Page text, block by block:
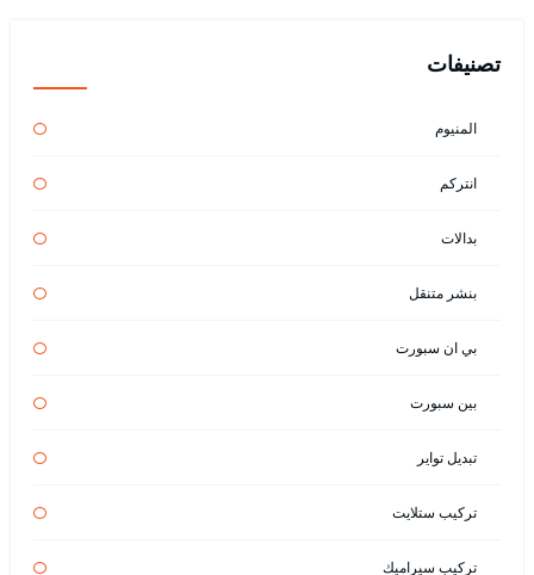
تصنيفات
المنيوم
انتركم
بدالات
بنشر متنقل
بي ان سبورت
بين سبورت
تبديل تواير
تركيب ستلايت
تركيب سيراميك